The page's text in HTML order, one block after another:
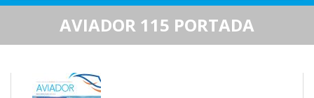
AVIADOR 115 PORTADA